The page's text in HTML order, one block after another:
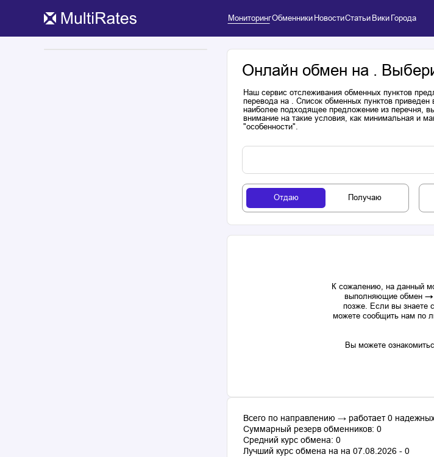
МониторингОбменники НовостиСтатьи Вики Города
Онлайн обмен на .
Наш сервис отслеживания обменных пунктов
перевода на . Список обменных пунктов
наиболее подходящее предложение из перечня,
внимание на такие условия, как минимальная и
"особенности".
Отдаю Получаю
К сожалению, на данный
выполняющие обмен →
позже. Если вы знаете
можете сообщить нам по
Вы можете
Всего по направлению → работает 0
Суммарный резерв обменников: 0
Средний курс обмена: 0
Лучший курс обмена на на 07.08.2026 - 0